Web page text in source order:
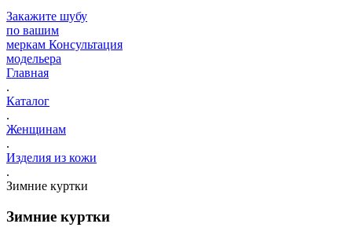
Закажите шубу
по вашим
меркам Консультация
модельера
Главная
.
Каталог
.
Женщинам
.
Изделия из кожи
.
Зимние куртки
Зимние куртки